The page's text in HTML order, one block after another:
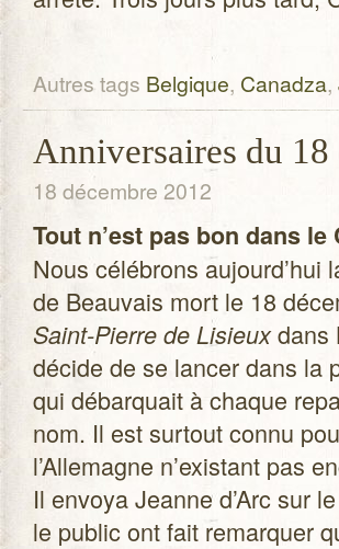
Autres tags Belgique, Canadza,
Anniversaires du 18
18 décembre 2012
Tout n’est pas bon dans le
Nous célé­brons
de Beau­vais mort le 18
Saint-Pierre de Lisieuxdans
décide de se lan­cer dans la
qui débar­quait à chaque
nom. Il est sur­tout connu
l’Allemagne n’existant pas
Il envoya Jeanne d’Arc sur
le public ont fait remar­quer